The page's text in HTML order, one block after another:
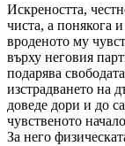
Искреността,
чиста, а понякога
вроденото му
върху неговия
подарява
изстрадването на
доведе дори и до
чувственото
За него